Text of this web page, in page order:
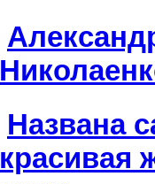
Названа
красивая